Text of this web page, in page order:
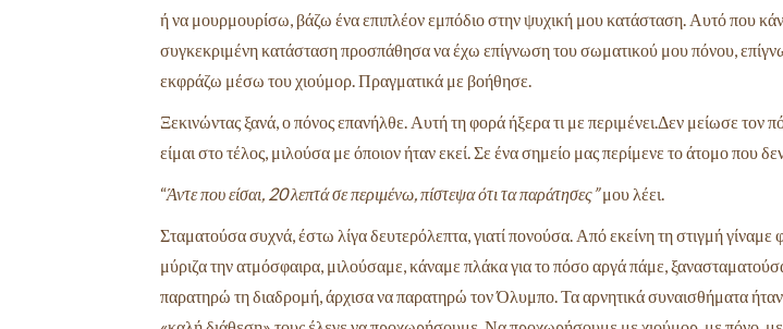
ή να μουρμουρίσω, βάζω ένα επιπλέον εμπόδιο στην ψυχική μου κατάσταση. Αυτό που
συγκεκριμένη κατάσταση προσπάθησα να έχω επίγνωση του σωματικού μου πόνου,
εκφράζω μέσω του χιούμορ. Πραγματικά με βοήθησε.
Ξεκινώντας ξανά, ο πόνος επανήλθε. Αυτή τη φορά ήξερα τι με περιμένει.Δεν μείωσε τον
είμαι στο τέλος, μιλούσα με όποιον ήταν εκεί. Σε ένα σημείο μας περίμενε το άτομο που
“Άντε που είσαι, 20λεπτά σε περιμένω, πίστεψα ότι τα παράτησες”μου λέει.
Σταματούσα συχνά, έστω λίγα δευτερόλεπτα, γιατί πονούσα. Από εκείνη τη στιγμή γίναμε
μύριζα την ατμόσφαιρα, μιλούσαμε, κάναμε πλάκα για το πόσο αργά πάμε,
παρατηρώ τη διαδρομή, άρχισα να παρατηρώ τον Όλυμπο. Τα αρνητικά συναισθήματα ήταν